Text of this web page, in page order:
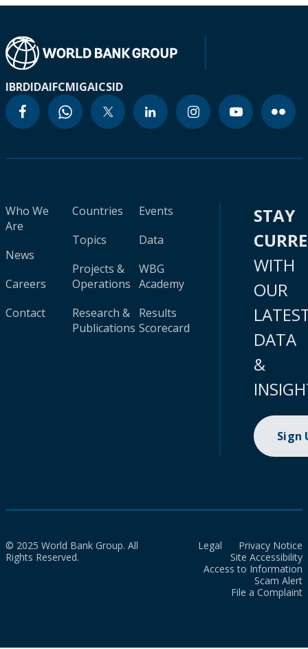
IBRDIDAIFCMIGAICSID
Who We
Are
News
Careers
Contact
Countries
Topics
Projects &
Operations
Research &
Publications
Events
Data
WBG
Academy
Results
Scorecard
STAY
WITH
OUR
DATA
&
Sign
© 2025 World Bank Group. All
Rights Reserved.
Legal
Privacy Notice
Site Accessibility
Access to Information
Scam Alert
File a Complaint